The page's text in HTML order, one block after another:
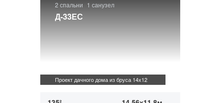
2 спальни 1 санузел
Д-33ЕС
Проект дачного дома из бруса 14х12